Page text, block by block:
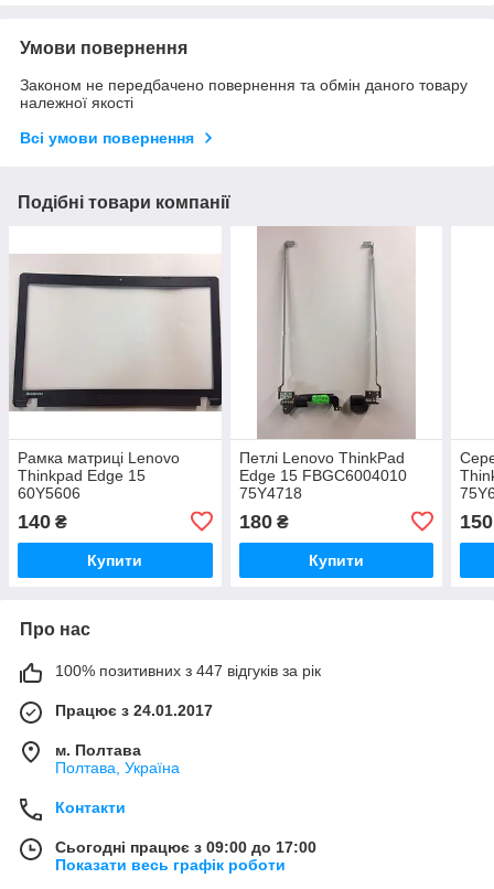
Умови повернення
Законом не передбачено повернення та обмін даного товару
належної якості
Всі умови повернення
Подібні товари компанії
Рамка матриці Lenovo
Thinkpad Edge 15
60Y5606
140 ₴
Купити
Петлі Lenovo ThinkPad
Edge 15 FBGC6004010
75Y4718
180₴
Купити
150
Про нас
100% позитивних з 447 відгуків за рік
Працює з 24.01.2017
м. Полтава
Полтава, Україна
Контакти
Сьогодні працює з 09:00 до 17:00
Показати весь графік роботи